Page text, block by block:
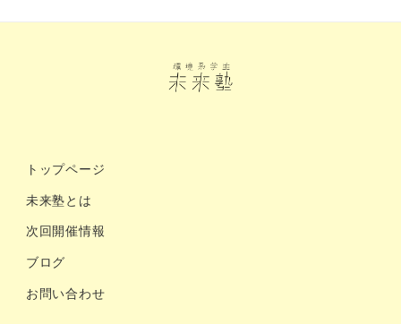
トップページ
未来塾とは
次回開催情報
ブログ
お問い合わせ